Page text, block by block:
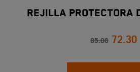
REJILLA PROTECTORA
85.06 72.30